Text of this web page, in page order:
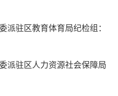
派驻区教育体育局纪检组：
派驻区人力资源社会保障局